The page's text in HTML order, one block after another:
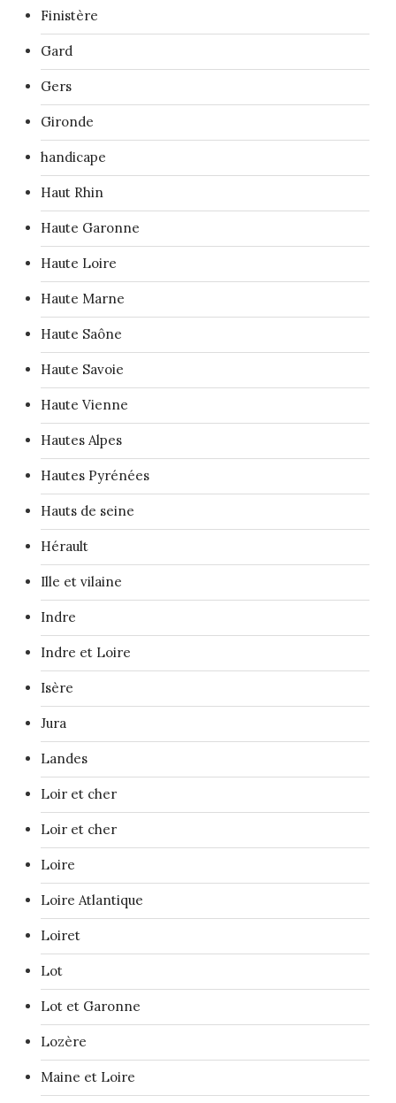
Finistère
Gard
Gers
Gironde
handicape
Haut Rhin
Haute Garonne
Haute Loire
Haute Marne
Haute Saône
Haute Savoie
Haute Vienne
Hautes Alpes
Hautes Pyrénées
Hauts de seine
Hérault
Ille et vilaine
Indre
Indre et Loire
Isère
Jura
Landes
Loir et cher
Loir et cher
Loire
Loire Atlantique
Loiret
Lot
Lot et Garonne
Lozère
Maine et Loire